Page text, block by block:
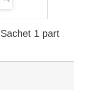
1 part